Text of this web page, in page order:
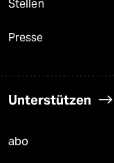
Stellen
Presse
Unterstützen
abo